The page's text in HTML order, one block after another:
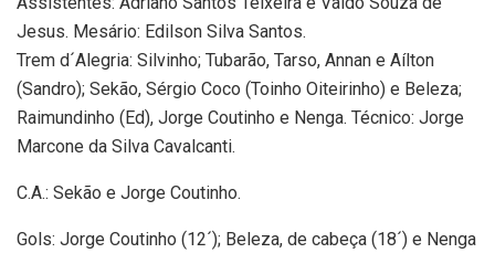
Jesus. Mesário: Edilson Silva Santos.
Trem d´Alegria: Silvinho; Tubarão, Tarso, Annan e Aílton
(Sandro); Sekão, Sérgio Coco (Toinho Oiteirinho) e Beleza;
Raimundinho (Ed), Jorge Coutinho e Nenga. Técnico: Jorge
Marcone da Silva Cavalcanti.
C.A.: Sekão e Jorge Coutinho.
Gols: Jorge Coutinho (12´); Beleza, de cabeça (18´) e Nenga